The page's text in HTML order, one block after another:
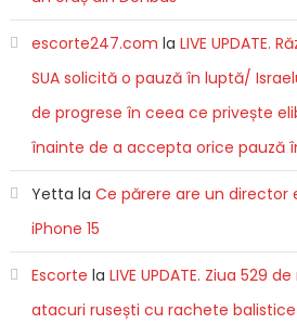
escorte247.com la LIVE UPDATE.
SUA solicită o pauză în luptă/
de progrese în ceea ce privește
înainte de a accepta orice pauză
Yetta la Ce părere are un director
iPhone 15
Escorte la LIVE UPDATE. Ziua 529
atacuri rusești cu rachete